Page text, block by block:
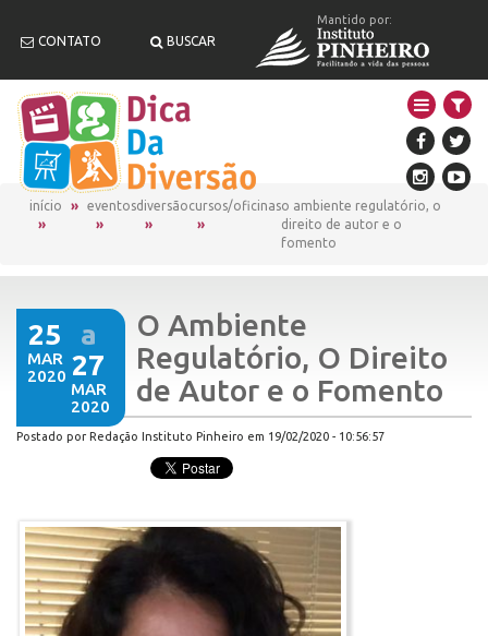
CONTATO BUSCAR
Mantido por:
início eventosdiversãocursos/oficinaso ambiente regulatório, o
direito de autor e o
fomento
25
MAR
2020
a
27
MAR
2020
O Ambiente
Regulatório, O Direito
de Autor e o Fomento
Postado por Redação Instituto Pinheiro em 19/02/2020 - 10:56:57